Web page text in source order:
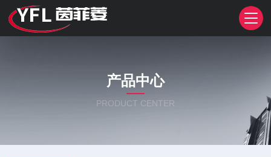
产品中心
PRODUCT CENTER